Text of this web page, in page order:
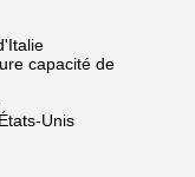
capacité de
Unis